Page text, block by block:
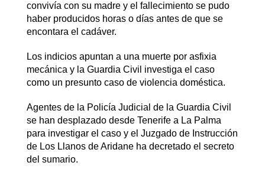
convivía con su madre y el fallecimiento se pudo
haber producidos horas o días antes de que se
encontara el cadáver.
Los indicios apuntan a una muerte por asfixia
mecánica y la Guardia Civil investiga el caso
como un presunto caso de violencia doméstica.
Agentes de la Policía Judicial de la Guardia Civil
se han desplazado desde Tenerife a La Palma
para investigar el caso y el Juzgado de Instrucción
de Los Llanos de Aridane ha decretado el secreto
del sumario.